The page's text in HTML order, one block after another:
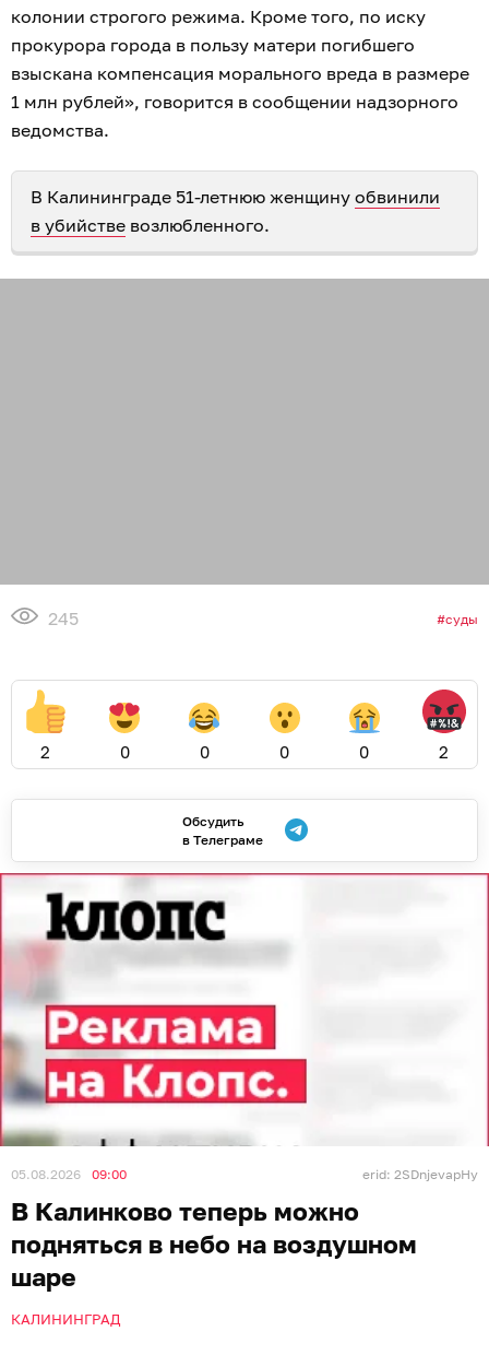
колонии строгого режима. Кроме того, по иску
прокурора города в пользу матери погибшего
взыскана компенсация морального вреда в размере
1 млн рублей», говорится в сообщении надзорного
ведомства.
В Калининграде 51-летнюю женщину обвинили
в убийстве возлюбленного.
245 суды
2 0 0 0 0 2
Обсудить
в Телеграме
05.08.2026 09:00 erid: 2SDnjevapHy
В Калинково теперь можно
подняться в небо на воздушном
шаре
КАЛИНИНГРАД